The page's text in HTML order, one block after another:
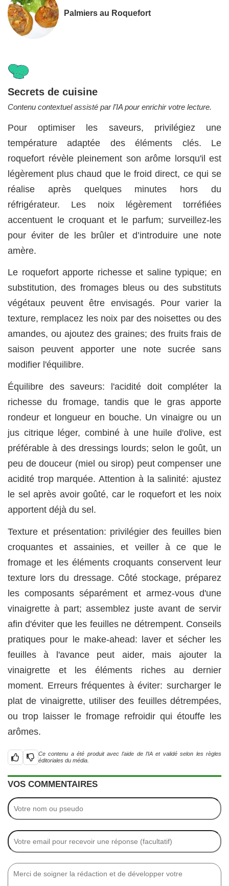
Palmiers au Roquefort
Secrets de cuisine
Contenu contextuel assisté par l’IA pour enrichir votre lecture.
Pour optimiser les saveurs, privilégiez une
température adaptée des éléments clés. Le
roquefort révèle pleinement son arôme lorsqu'il est
légèrement plus chaud que le froid direct, ce qui se
réalise après quelques minutes hors du
réfrigérateur. Les noix légèrement torréfiées
accentuent le croquant et le parfum; surveillez-les
pour éviter de les brûler et d’introduire une note
amère.
Le roquefort apporte richesse et saline typique; en
substitution, des fromages bleus ou des substituts
végétaux peuvent être envisagés. Pour varier la
texture, remplacez les noix par des noisettes ou des
amandes, ou ajoutez des graines; des fruits frais de
saison peuvent apporter une note sucrée sans
modifier l'équilibre.
Équilibre des saveurs: l'acidité doit compléter la
richesse du fromage, tandis que le gras apporte
rondeur et longueur en bouche. Un vinaigre ou un
jus citrique léger, combiné à une huile d'olive, est
préférable à des dressings lourds; selon le goût, un
peu de douceur (miel ou sirop) peut compenser une
acidité trop marquée. Attention à la salinité: ajustez
le sel après avoir goûté, car le roquefort et les noix
apportent déjà du sel.
Texture et présentation: privilégier des feuilles bien
croquantes et assainies, et veiller à ce que le
fromage et les éléments croquants conservent leur
texture lors du dressage. Côté stockage, préparez
les composants séparément et armez-vous d'une
vinaigrette à part; assemblez juste avant de servir
afin d'éviter que les feuilles ne détrempent. Conseils
pratiques pour le make-ahead: laver et sécher les
feuilles à l'avance peut aider, mais ajouter la
vinaigrette et les éléments riches au dernier
moment. Erreurs fréquentes à éviter: surcharger le
plat de vinaigrette, utiliser des feuilles détrempées,
ou trop laisser le fromage refroidir qui étouffe les
arômes.
Ce contenu a été produit avec l’aide de l’IA et validé selon les règles
éditoriales du média.
VOS COMMENTAIRES